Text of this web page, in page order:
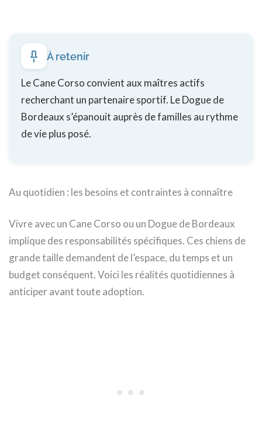
À retenir
Le Cane Corso convient aux maîtres actifs
recherchant un partenaire sportif. Le Dogue de
Bordeaux s’épanouit auprès de familles au rythme
de vie plus posé.
Au quotidien : les besoins et contraintes à connaître
Vivre avec un Cane Corso ou un Dogue de Bordeaux
implique des responsabilités spécifiques. Ces chiens de
grande taille demandent de l’espace, du temps et un
budget conséquent. Voici les réalités quotidiennes à
anticiper avant toute adoption.